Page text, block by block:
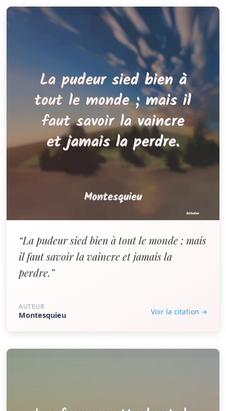
“La pudeur sied bien à tout le monde ; mais
il faut savoir la vaincre et jamais la
perdre.”
AUTEUR
Montesquieu Voir la citation →